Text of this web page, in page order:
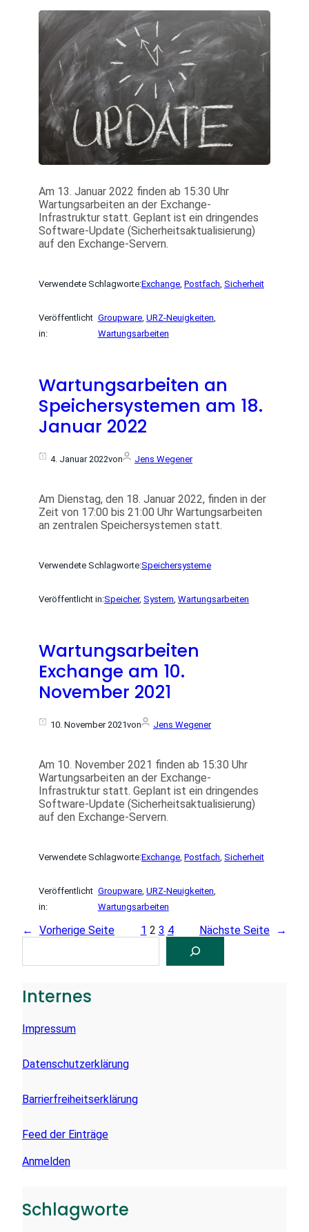
Am 13. Januar 2022 finden ab 15:30 Uhr
Wartungsarbeiten an der Exchange-
Infrastruktur statt. Geplant ist ein dringendes
Software-Update (Sicherheitsaktualisierung)
auf den Exchange-Servern.
Verwendete Schlagworte:Exchange, Postfach, Sicherheit
Veröffentlicht
in:
Groupware, URZ-Neuigkeiten
Wartungsarbeiten
Wartungsarbeiten an
Speichersystemen am 18.
Januar 2022
4. Januar 2022von Jens Wegener
Am Dienstag, den 18. Januar 2022, finden in der
Zeit von 17:00 bis 21:00 Uhr Wartungsarbeiten
an zentralen Speichersystemen statt.
Verwendete Schlagworte:Speichersysteme
Veröffentlicht in:Speicher, System, Wartungsarbeiten
Wartungsarbeiten
Exchange am 10.
November 2021
10. November 2021von Jens Wegener
Am 10. November 2021 finden ab 15:30 Uhr
Wartungsarbeiten an der Exchange-
Infrastruktur statt. Geplant ist ein dringendes
Software-Update (Sicherheitsaktualisierung)
auf den Exchange-Servern.
Verwendete Schlagworte:Exchange, Postfach, Sicherheit
Veröffentlicht
in:
Groupware, URZ-Neuigkeiten
Wartungsarbeiten
← Vorherige Seite 1 2 3 4 Nächste Seite →
C
Internes
Impressum
Datenschutzerklärung
Barrierfreiheitserklärung
Feed der Einträge
Anmelden
Schlagworte